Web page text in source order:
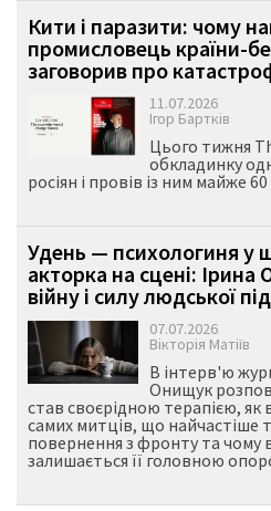
Кити і паразити: чому
промисловець країни-
заговорив про
11.07.2026
Ігор Бартків
Цього тижня
обкладинку
росіян і провів із ним майже
Удень — психологиня у
акторка на сцені:
війну і силу людської
07.07.2026
Вікторія Матіїв
В інтерв'ю
Онищук
став своєрідною терапією, як
самих митців, що найчастіше
повернення з фронту та чому
залишається її головною